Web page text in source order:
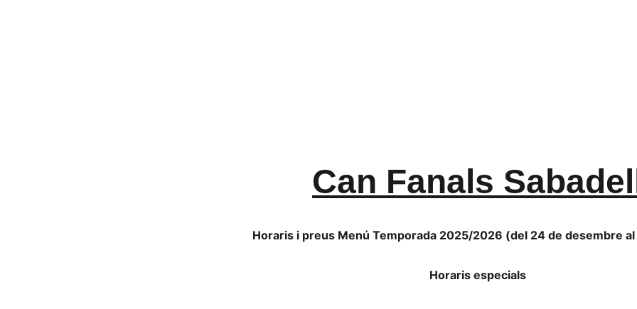
Can Fanals
Horaris i preus Menú Temporada 2025/2026 (del 24 de desembre
Horaris especials